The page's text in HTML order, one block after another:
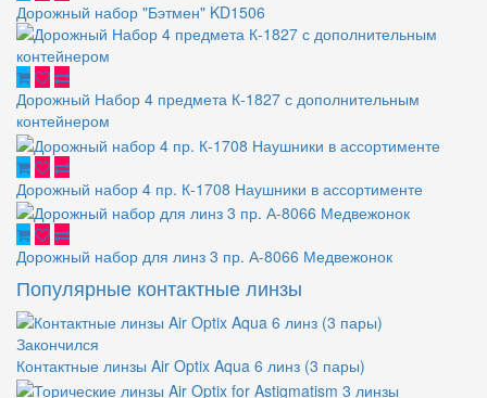
Дорожный набор "Бэтмен" KD1506
Дорожный Набор 4 предмета К-1827 с дополнительным
контейнером
Дорожный набор 4 пр. К-1708 Наушники в ассортименте
Дорожный набор для линз 3 пр. А-8066 Медвежонок
Популярные контактные линзы
Закончился
Контактные линзы Air Optix Aqua 6 линз (3 пары)